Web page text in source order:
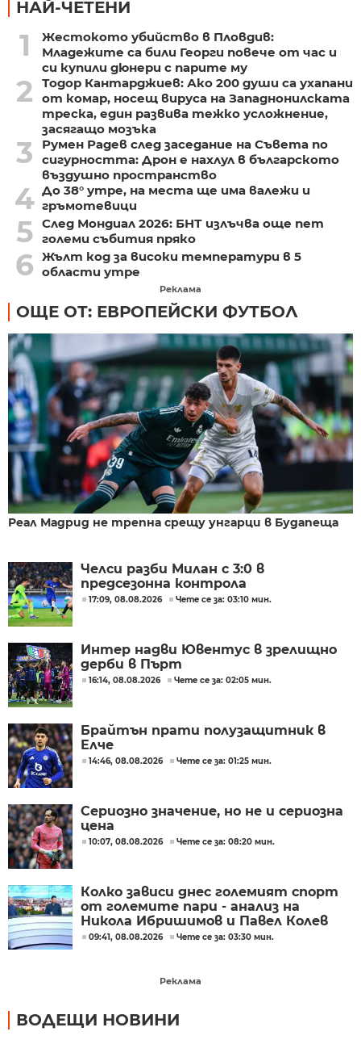
НАЙ-ЧЕТЕНИ
1
Жестокото убийство в Пловдив:
Младежите са били Георги повече от час и
си купили дюнери с парите му
2
Тодор Кантарджиев: Ако 200 души са ухапани
от комар, носещ вируса на Западнонилската
треска, един развива тежко усложнение,
засягащо мозъка
3
Румен Радев след заседание на Съвета по
сигурността: Дрон е нахлул в българското
въздушно пространство
4 До 38° утре, на места ще има валежи и
гръмотевици
5 След Мондиал 2026: БНТ излъчва още пет
големи събития пряко
6 Жълт код за високи температури в 5
области утре
Реклама
ОЩЕ ОТ: ЕВРОПЕЙСКИ ФУТБОЛ
Реал Мадрид не трепна срещу унгарци в Будапеща
Челси разби Милан с 3:0 в
предсезонна контрола
17:09, 08.08.2026 Чете се за: 03:10 мин.
Интер надви Ювентус в зрелищно
дерби в Пърт
16:14, 08.08.2026 Чете се за: 02:05 мин.
Брайтън прати полузащитник в
Елче
14:46, 08.08.2026 Чете се за: 01:25 мин.
Сериозно значение, но не и сериозна
цена
10:07, 08.08.2026 Чете се за: 08:20 мин.
Колко зависи днес големият спорт
от големите пари - анализ на
Никола Ибришимов и Павел Колев
09:41, 08.08.2026 Чете се за: 03:30 мин.
Реклама
ВОДЕЩИ НОВИНИ